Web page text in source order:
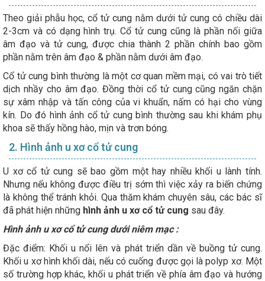
Theo giải phẫu học, cổ tử cung nằm dưới tử cung có chiều dài
2-3cm và có dạng hình trụ. Cổ tử cung cũng là phần nối giữa
âm đạo và tử cung, được chia thành 2 phần chính bao gồm
phần nằm trên âm đạo & phần nằm dưới âm đạo.
Cổ tử cung bình thường là một cơ quan mềm mại, có vai trò tiết
dịch nhầy cho âm đạo. Đồng thời cổ tử cung cũng ngăn chặn
sự xâm nhập và tấn công của vi khuẩn, nấm có hại cho vùng
kín. Do đó hình ảnh cổ tử cung bình thường sau khi khám phụ
khoa sẽ thấy hồng hào, mịn và trơn bóng.
2. Hình ảnh u xơ cổ tử cung
U xơ cổ tử cung sẽ bao gồm một hay nhiều khối u lành tính.
Nhưng nếu không được điều trị sớm thì việc xảy ra biến chứng
là không thể tránh khỏi. Qua thăm khám chuyên sâu, các bác sĩ
đã phát hiện những hình ảnh u xơ cổ tử cung sau đây.
Hình ảnh u xơ cổ tử cung dưới niêm mạc :
Đặc điểm: Khối u nổi lên và phát triển dần về buồng tử cung.
Khối u xơ hình khối dài, nếu có cuống được gọi là polyp xơ. Một
số trường hợp khác, khối u phát triển về phía âm đạo và hướng